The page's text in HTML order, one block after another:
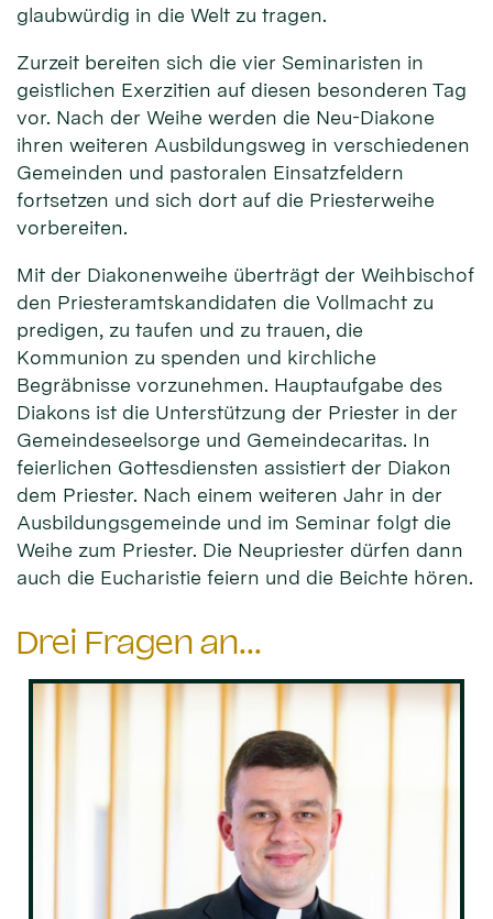
glaubwürdig in die Welt zu tragen.
Zurzeit bereiten sich die vier Seminaristen in
geistlichen Exerzitien auf diesen besonderen Tag
vor. Nach der Weihe werden die Neu-Diakone
ihren weiteren Ausbildungsweg in verschiedenen
Gemeinden und pastoralen Einsatzfeldern
fortsetzen und sich dort auf die Priesterweihe
vorbereiten.
Mit der Diakonenweihe überträgt der Weihbischof
den Priesteramtskandidaten die Vollmacht zu
predigen, zu taufen und zu trauen, die
Kommunion zu spenden und kirchliche
Begräbnisse vorzunehmen. Hauptaufgabe des
Diakons ist die Unterstützung der Priester in der
Gemeindeseelsorge und Gemeindecaritas. In
feierlichen Gottesdiensten assistiert der Diakon
dem Priester. Nach einem weiteren Jahr in der
Ausbildungsgemeinde und im Seminar folgt die
Weihe zum Priester. Die Neupriester dürfen dann
auch die Eucharistie feiern und die Beichte hören.
Drei Fragen an...